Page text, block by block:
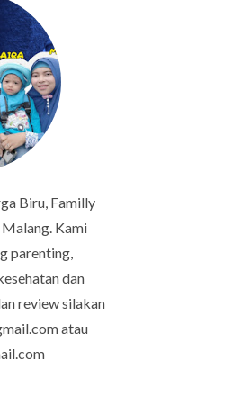
Biru, Familly
Kami
parenting,
dan
review silakan
atau